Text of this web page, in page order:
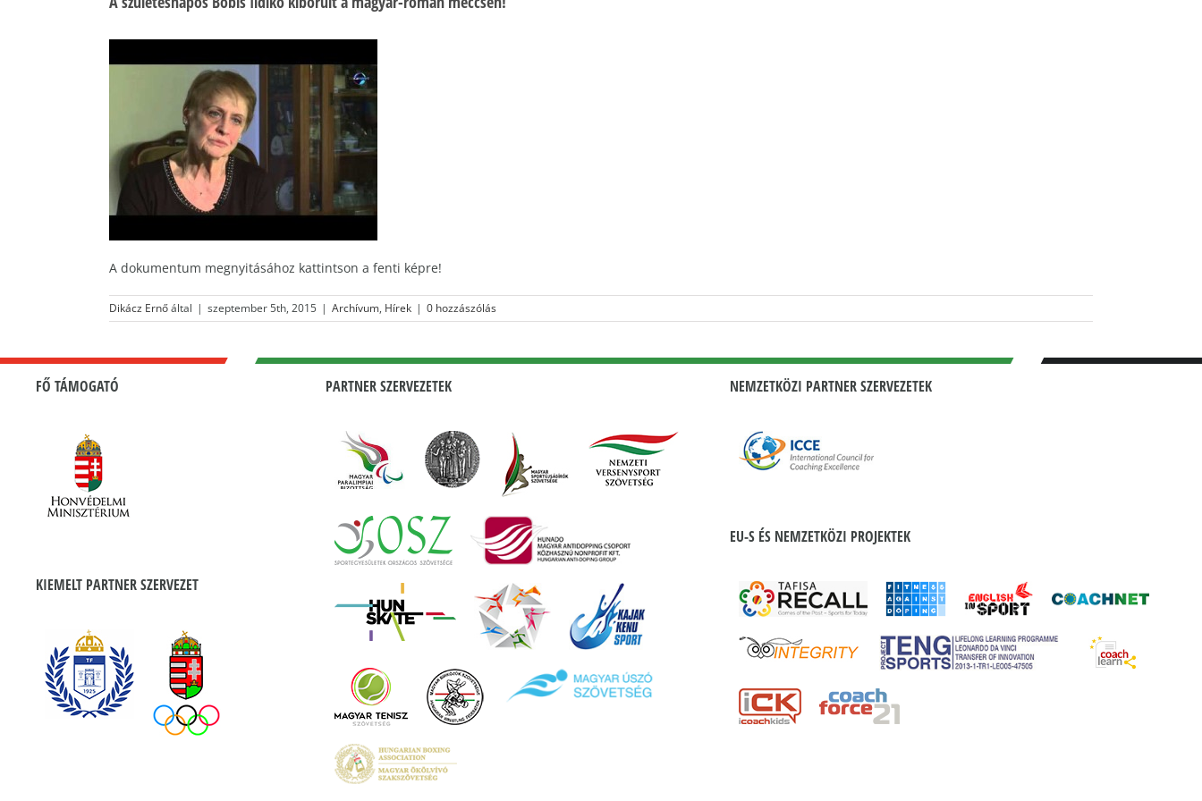
A dokumentum megnyitásához kattintson a fenti képre!
Dikácz Ernőáltal | szeptember 5th, 2015 | Archívum, Hírek | 0 hozzászólás
FŐ TÁMOGATÓ
KIEMELT PARTNER SZERVEZET
PARTNER SZERVEZETEK NEMZETKÖZI PARTNER SZERVEZETEK
EU-S ÉS NEMZETKÖZI PROJEKTEK